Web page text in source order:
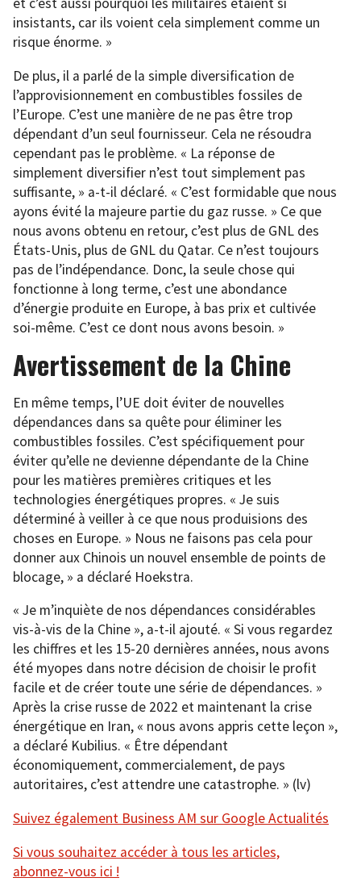
insistants, car ils voient cela simplement comme un
risque énorme. »
De plus, il a parlé de la simple diversification de
l’approvisionnement en combustibles fossiles de
l’Europe. C’est une manière de ne pas être trop
dépendant d’un seul fournisseur. Cela ne résoudra
cependant pas le problème. « La réponse de
simplement diversifier n’est tout simplement pas
suffisante, » a-t-il déclaré. « C’est formidable que nous
ayons évité la majeure partie du gaz russe. » Ce que
nous avons obtenu en retour, c’est plus de GNL des
États-Unis, plus de GNL du Qatar. Ce n’est toujours
pas de l’indépendance. Donc, la seule chose qui
fonctionne à long terme, c’est une abondance
d’énergie produite en Europe, à bas prix et cultivée
soi-même. C’est ce dont nous avons besoin. »
Avertissement de la Chine
En même temps, l’UE doit éviter de nouvelles
dépendances dans sa quête pour éliminer les
combustibles fossiles. C’est spécifiquement pour
éviter qu’elle ne devienne dépendante de la Chine
pour les matières premières critiques et les
technologies énergétiques propres. « Je suis
déterminé à veiller à ce que nous produisions des
choses en Europe. » Nous ne faisons pas cela pour
donner aux Chinois un nouvel ensemble de points de
blocage, » a déclaré Hoekstra.
« Je m’inquiète de nos dépendances considérables
vis-à-vis de la Chine », a-t-il ajouté. « Si vous regardez
les chiffres et les 15-20 dernières années, nous avons
été myopes dans notre décision de choisir le profit
facile et de créer toute une série de dépendances. »
Après la crise russe de 2022 et maintenant la crise
énergétique en Iran, « nous avons appris cette leçon »,
a déclaré Kubilius. « Être dépendant
économiquement, commercialement, de pays
autoritaires, c’est attendre une catastrophe. » (lv)
Suivez également Business AM sur Google Actualités
Si vous souhaitez accéder à tous les articles,
abonnez-vous ici !